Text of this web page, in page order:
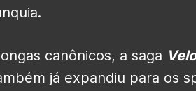
canônicos, a saga
já expandiu para os